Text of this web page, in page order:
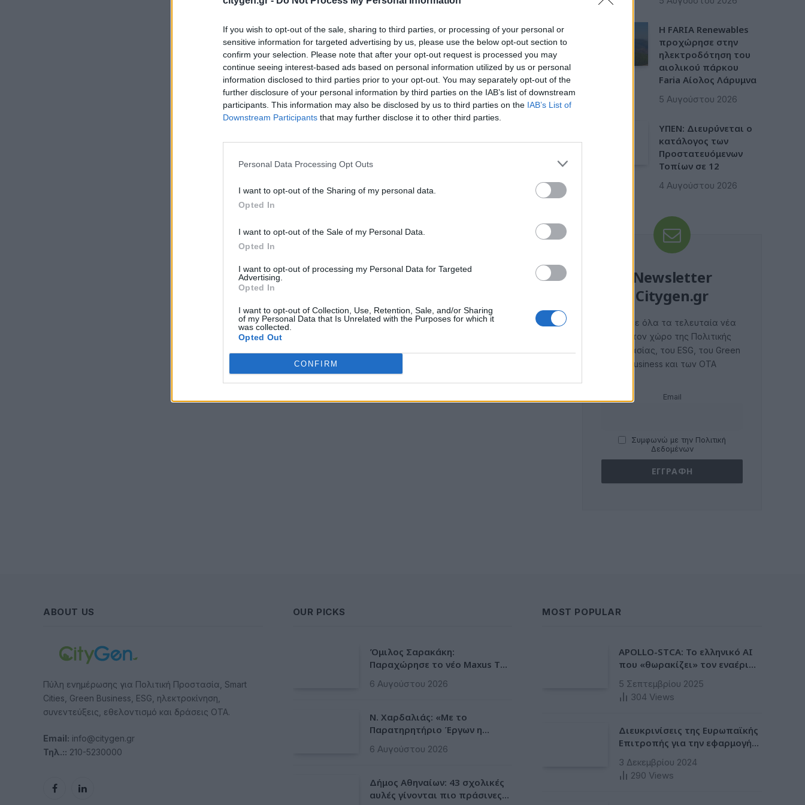
If you wish to opt-out of the sale, sharing to third parties, or processing of your personal or
sensitive information for targeted advertising by us, please use the below opt-out section to
confirm your selection. Please note that after your opt-out request is processed you may
continue seeing interest-based ads based on personal information utilized by us or personal
information disclosed to third parties prior to your opt-out. You may separately opt-out of the
further disclosure of your personal information by third parties on the IAB’s list of downstream
participants. This information may also be disclosed by us to third parties on the IAB’s List of
Downstream Participants that may further disclose it to other third parties.
Personal Data Processing Opt Outs
I want to opt-out of the Sharing of my personal data.
Opted In
I want to opt-out of the Sale of my Personal Data.
Opted In
I want to opt-out of processing my Personal Data for Targeted
Advertising.
Opted In
I want to opt-out of Collection, Use, Retention, Sale, and/or Sharing
of my Personal Data that Is Unrelated with the Purposes for which it
was collected.
Opted Out
CONFIRM
Η FARIA Renewables
προχώρησε στην
ηλεκτροδότηση του
αιολικού πάρκου
Faria Αίολος Λάρυμνα
5 Αυγούστου 2026
ΥΠΕΝ: Διευρύνεται ο
κατάλογος των
Προστατευόμενων
Τοπίων σε 12
4 Αυγούστου 2026
Newsletter
Citygen.gr
Λάβετε όλα τα τελευταία νέα
από τον χώρο της Πολιτικής
Προστασίας, του ESG, του Green
Business και των ΟΤΑ
Email
Συμφωνώ με την Πολιτική
Δεδομένων
ABOUT US
Πύλη ενημέρωσης για Πολιτική Προστασία, Smart
Cities, Green Business, ESG, ηλεκτροκίνηση,
συνεντεύξεις, εθελοντισμό και δράσεις ΟΤΑ.
Email: info@citygen.gr
Τηλ.:: 210-5230000
FacebookLinkedIn
OUR PICKS
Όμιλος Σαρακάκη:
Παραχώρησε το νέο Maxus T60
6 Αυγούστου 2026
Ν. Χαρδαλιάς: «Με το
Παρατηρητήριο Έργων η
πρωτοποριακό ψηφιακό
6 Αυγούστου 2026
Δήμος Αθηναίων: 43 σχολικές
αυλές γίνονται πιο πράσινες
MOST POPULAR
APOLLO-STCA: Το ελληνικό AI
που «θωρακίζει» τον εναέριο
ασφάλειας στα αεροδρόμια
5 Σεπτεμβρίου 2025
304 Views
Διευκρινίσεις της Ευρωπαϊκής
Επιτροπής για την εφαρμογή
Ευρωπαϊκή Ενωση
3 Δεκεμβρίου 2024
290 Views